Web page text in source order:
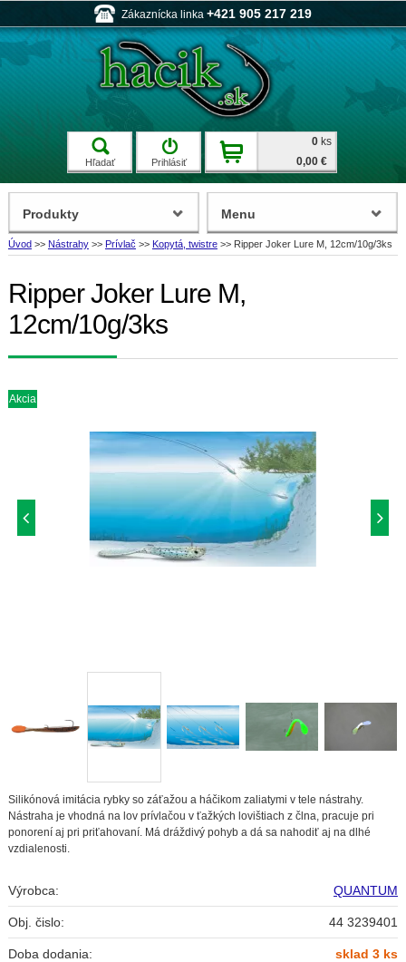
Zákaznícka linka +421 905 217 219
Hľadať Prihlásiť
0 ks
0,00 €
Úvod >> Nástrahy >> Prívlač >> Kopytá, twistre >> Ripper Joker Lure M, 12cm/10g/3ks
Ripper Joker Lure M,
12cm/10g/3ks
Akcia
Silikónová imitácia rybky so záťažou a háčikom zaliatymi v tele nástrahy.
Nástraha je vhodná na lov prívlačou v ťažkých lovištiach z člna, pracuje pri
ponorení aj pri priťahovaní. Má dráždivý pohyb a dá sa nahodiť aj na dlhé
vzdialenosti.
Výrobca: QUANTUM
Obj. čislo: 44 3239401
Doba dodania: sklad 3 ks
Produkty Menu